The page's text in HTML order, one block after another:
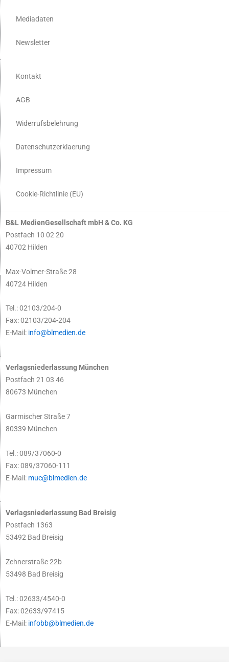
Mediadaten
Newsletter
Kontakt
AGB
Widerrufsbelehrung
Datenschutzerklaerung
Impressum
Cookie-Richtlinie (EU)
B&L MedienGesellschaft mbH & Co. KG
Postfach 10 02 20
40702 Hilden
Max-Volmer-Straße 28
40724 Hilden
Tel.: 02103/204-0
Fax: 02103/204-204
E-Mail: info@blmedien.de
Verlagsniederlassung München
Postfach 21 03 46
80673 München
Garmischer Straße 7
80339 München
Tel.: 089/37060-0
Fax: 089/37060-111
E-Mail: muc@blmedien.de
Verlagsniederlassung Bad Breisig
Postfach 1363
53492 Bad Breisig
Zehnerstraße 22b
53498 Bad Breisig
Tel.: 02633/4540-0
Fax: 02633/97415
E-Mail: infobb@blmedien.de